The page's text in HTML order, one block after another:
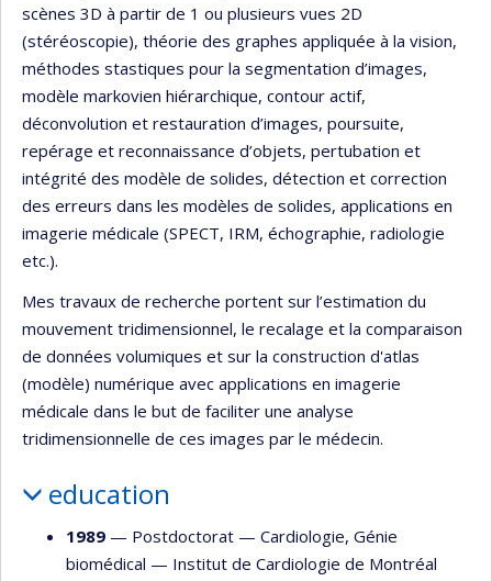
scènes 3D à partir de 1 ou plusieurs vues 2D
(stéréoscopie), théorie des graphes appliquée à la vision,
méthodes stastiques pour la segmentation d’images,
modèle markovien hiérarchique, contour actif,
déconvolution et restauration d’images, poursuite,
repérage et reconnaissance d’objets, pertubation et
intégrité des modèle de solides, détection et correction
des erreurs dans les modèles de solides, applications en
imagerie médicale (SPECT, IRM, échographie, radiologie
etc.).
Mes travaux de recherche portent sur l’estimation du
mouvement tridimensionnel, le recalage et la comparaison
de données volumiques et sur la construction d'atlas
(modèle) numérique avec applications en imagerie
médicale dans le but de faciliter une analyse
tridimensionnelle de ces images par le médecin.
education
1989 — Postdoctorat — Cardiologie, Génie
biomédical — Institut de Cardiologie de Montréal